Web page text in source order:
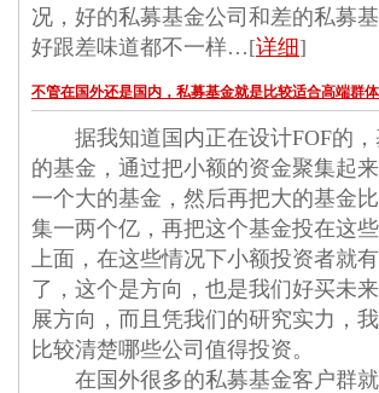
况，好的私募基金公司和差的私募
好跟差味道都不一样…[详细]
不管在国外还是国内，私募基金就是比较适合高端群体
据我知道国内正在设计FOF的，
的基金，通过把小额的资金聚集起
一个大的基金，然后再把大的基金
集一两个亿，再把这个基金投在这
上面，在这些情况下小额投资者就
了，这个是方向，也是我们好买未
展方向，而且凭我们的研究实力，
比较清楚哪些公司值得投资。
在国外很多的私募基金客户群就